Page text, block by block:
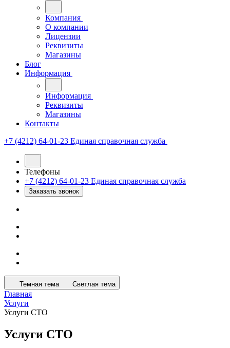
Компания
О компании
Лицензии
Реквизиты
Магазины
Блог
Информация
Информация
Реквизиты
Магазины
Контакты
+7 (4212) 64-01-23 Единая справочная служба
Телефоны
+7 (4212) 64-01-23 Единая справочная служба
Заказать звонок
Темная тема Светлая тема
Главная
Услуги
Услуги СТО
Услуги СТО